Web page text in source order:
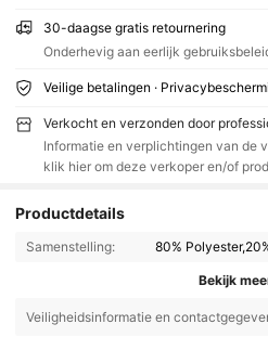
30-daagse gratis retournering
Onderhevig aan eerlijk
Veilige betalingen ·
Verkocht en verzonden door
Informatie en verplichtingen van de
klik hier om deze verkoper en/of
Productdetails
Samenstelling: 80%
Bekijk
Veiligheidsinformatie en